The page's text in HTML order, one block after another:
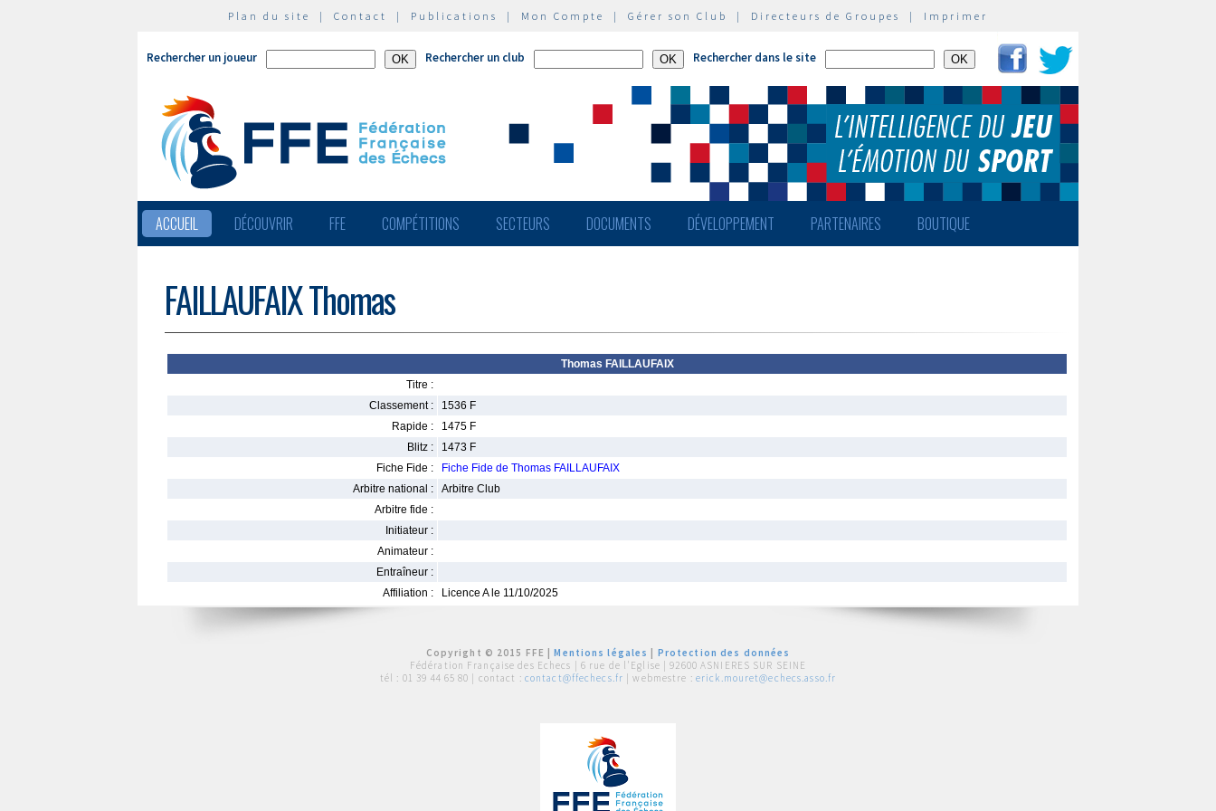
Plan du site | Contact | Publications | Mon Compte | Gérer son Club | Directeurs de Groupes | Imprimer
Rechercher un joueur Rechercher un club Rechercher dans le site
ACCUEIL DÉCOUVRIR FFE COMPÉTITIONS SECTEURS DOCUMENTS DÉVELOPPEMENT PARTENAIRES BOUTIQUE
FAILLAUFAIX Thomas
Thomas FAILLAUFAIX
Titre :
Classement :
1536 F
Rapide :
1475 F
Blitz :
1473 F
Fiche Fide :
Fiche Fide de Thomas FAILLAUFAIX
Arbitre national :
Arbitre Club
Arbitre fide :
Initiateur :
Animateur :
Entraîneur :
Affiliation :
Licence A le 11/10/2025
Copyright © 2015 FFE |Mentions légales
Protection des données
Fédération Française des Echecs | 6 rue de l'Eglise | 92600 ASNIERES SUR SEINE
tél : 01 39 44 65 80 | contact : contact@ffechecs.fr | webmestre : erick.mouret@echecs.asso.fr